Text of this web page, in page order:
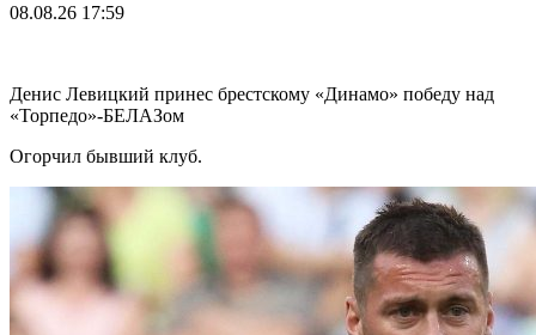
08.08.26 17:59
Денис Левицкий принес брестскому «Динамо» победу над
«Торпедо»-БЕЛАЗом
Огорчил бывший клуб.